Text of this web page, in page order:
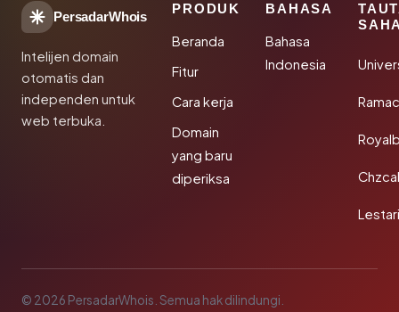
PersadarWhois
Intelijen domain
otomatis dan
independen untuk
web terbuka.
PRODUK
Beranda
Fitur
Cara kerja
Domain
yang baru
diperiksa
BAHASA
Bahasa
Indonesia
© 2026 PersadarWhois. Semua hak dilindungi.